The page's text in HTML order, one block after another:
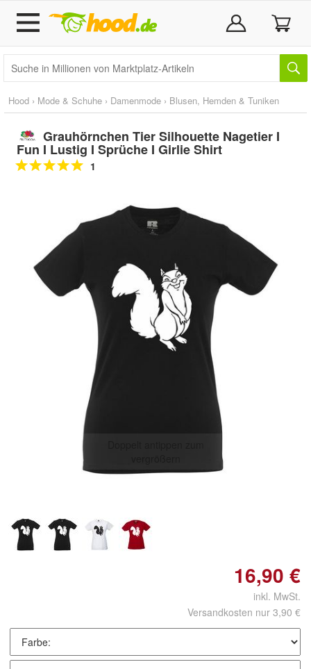
Hood › Mode & Schuhe › Damenmode › Blusen, Hemden & Tuniken
Grauhörnchen Tier Silhouette Nagetier I
Fun I Lustig I Sprüche I Girlie Shirt
1
16,90 €
inkl. MwSt.
Versandkosten nur 3,90 €